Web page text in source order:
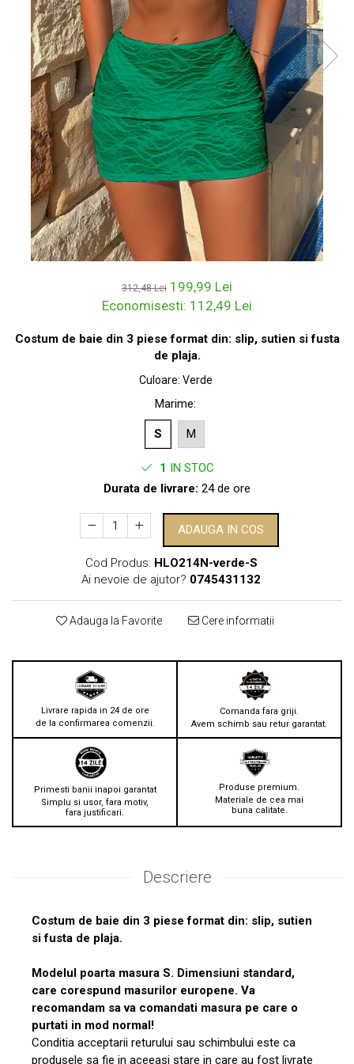
312,48 Lei 199,99 Lei
Economisesti: 112,49 Lei
Costum de baie din 3 piese format din: slip, sutien si fusta
de plaja.
Culoare: Verde
Marime:
S M
1 IN STOC
Durata de livrare: 24 de ore
ADAUGA IN COS
Cod Produs: HLO214N-verde-S
Ai nevoie de ajutor? 0745431132
Adauga la Favorite Cere informatii
Livrare rapida in 24 de ore
de la confirmarea comenzii.
Comanda fara griji.
Avem schimb sau retur garantat.
Primesti banii inapoi garantat
Simplu si usor, fara motiv,
fara justificari.
Produse premium.
Materiale de cea mai
buna calitate.
Descriere
Costum de baie din 3 piese format din: slip, sutien
si fusta de plaja.
Modelul poarta masura S. Dimensiuni standard,
care corespund masurilor europene. Va
recomandam sa va comandati masura pe care o
purtati in mod normal!
Conditia acceptarii returului sau schimbului este ca
produsele sa fie in aceeasi stare in care au fost livrate